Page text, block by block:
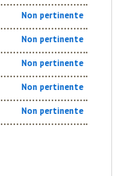
Non pertinente
Non pertinente
Non pertinente
Non pertinente
Non pertinente